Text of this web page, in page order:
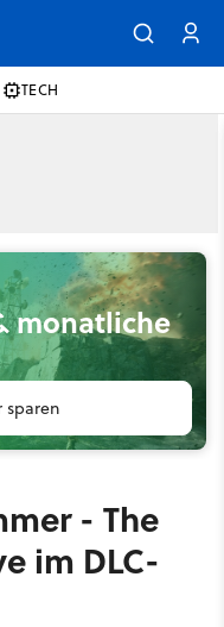
TECH
monatliche
sparen
- The
im DLC-